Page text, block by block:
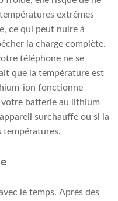
extrêmes
ce qui peut nuire à
la charge complète.
téléphone ne se
que la température est
ion fonctionne
batterie au lithium
surchauffe ou si la
températures.
le temps. Après des